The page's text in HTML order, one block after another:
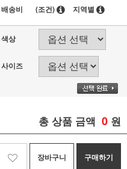
배송비
(조건) 지역별
색상
사이즈
총 상품 금액 0 원
장바구니 구매하기